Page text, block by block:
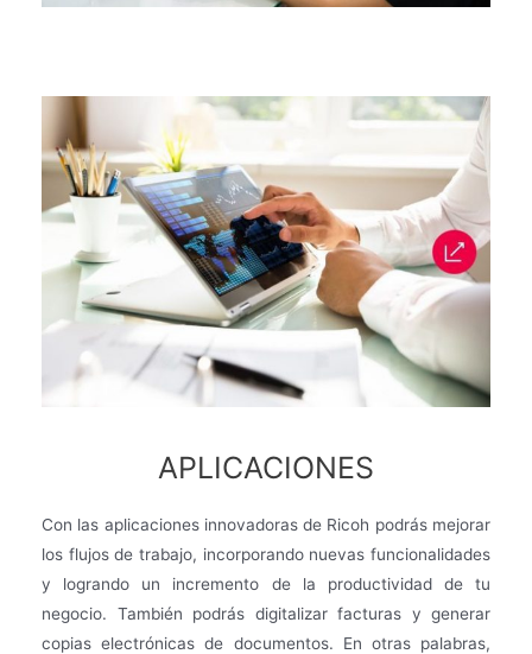
APLICACIONES
Con las aplicaciones innovadoras de Ricoh podrás mejorar
los flujos de trabajo, incorporando nuevas funcionalidades
y logrando un incremento de la productividad de tu
negocio. También podrás digitalizar facturas y generar
copias electrónicas de documentos. En otras palabras,